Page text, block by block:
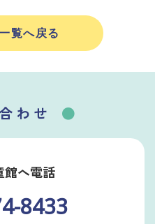
覧へ戻る
わせ
館へ電話
8433